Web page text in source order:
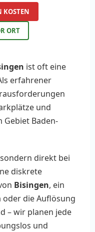
KOSTEN
ORT
ist oft eine
erfahrener
und
Baden-
direkt bei
diskrete
Bisingen, ein
oder die Auflösung
– wir planen jede
und